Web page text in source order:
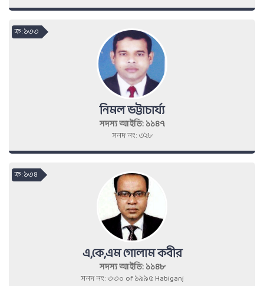
নিমল ভট্টাচার্য্য
সদস্য আইডি: ১১৪৭
সনদ নং: ৩২৮
ক্র : ১৩৩
এ,কে,এম গোলাম কবীর
সদস্য আইডি: ১১৪৮
সনদ নং: ৩৩০ of ১৯৯৫ Habiganj
ক্র : ১৩৪